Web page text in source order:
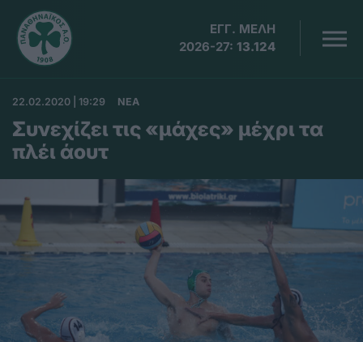
ΕΓΓ. ΜΕΛΗ
2026-27: 13.124
22.02.2020 | 19:29 ΝΕΑ
Συνεχίζει τις «μάχες» μέχρι τα
πλέι άουτ